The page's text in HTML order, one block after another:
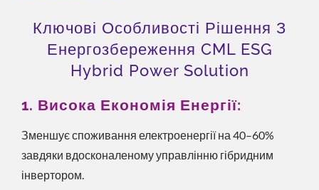
Ключові Особливості Рішення З
Енергозбереження CML ESG
Hybrid Power Solution
1. Висока Економія Енергії:
Зменшує споживання електроенергії на 40–60%
завдяки вдосконаленому управлінню гібридним
інвертором.